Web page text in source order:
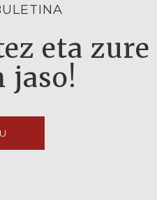
eta zure
jaso!